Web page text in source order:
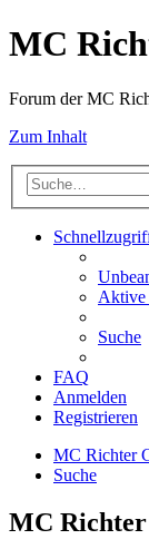
MC
Forum der MC
Zum Inhalt
Aktive
Suche
FAQ
Anmelden
Registrieren
MC Richter
Suche
MC